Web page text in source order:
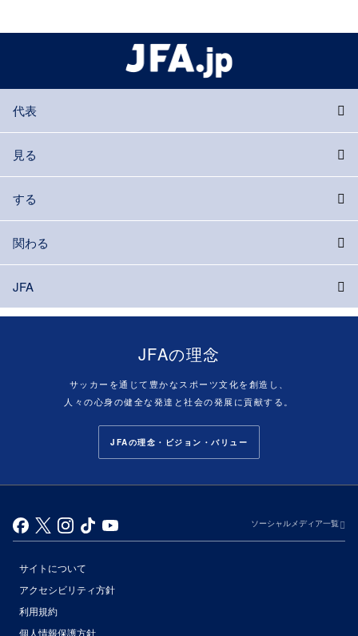
代表
見る
する
関わる
JFA
JFAの理念
サッカーを通じて豊かなスポーツ文化を創造し、
人々の心身の健全な発達と社会の発展に貢献する。
JFAの理念・ビジョン・バリュー
ソーシャルメディア一覧
サイトについて
アクセシビリティ方針
利用規約
個人情報保護方針